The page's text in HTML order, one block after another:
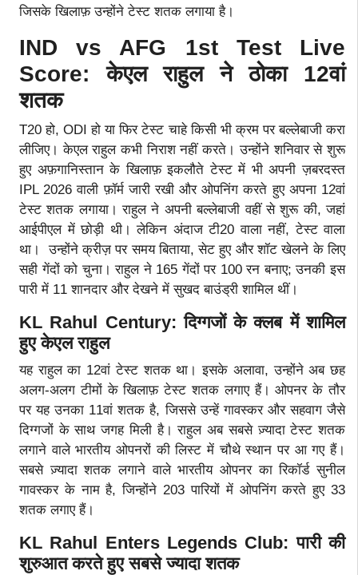
जिसके खिलाफ़ उन्होंने टेस्ट शतक लगाया है।
IND vs AFG 1st Test Live
Score: केएल राहुल ने ठोका 12वां
शतक
T20 हो, ODI हो या फिर टेस्ट चाहे किसी भी क्रम पर बल्लेबाजी करा
लीजिए। केएल राहुल कभी निराश नहीं करते। उन्होंने शनिवार से शुरू
हुए अफ़गानिस्तान के खिलाफ़ इकलौते टेस्ट में भी अपनी ज़बरदस्त
IPL 2026 वाली फ़ॉर्म जारी रखी और ओपनिंग करते हुए अपना 12वां
टेस्ट शतक लगाया। राहुल ने अपनी बल्लेबाजी वहीं से शुरू की, जहां
आईपीएल में छोड़ी थी। लेकिन अंदाज टी20 वाला नहीं, टेस्ट वाला
था। उन्होंने क्रीज़ पर समय बिताया, सेट हुए और शॉट खेलने के लिए
सही गेंदों को चुना। राहुल ने 165 गेंदों पर 100 रन बनाए; उनकी इस
पारी में 11 शानदार और देखने में सुखद बाउंड्री शामिल थीं।
KL Rahul Century: दिग्गजों के क्लब में शामिल
हुए केएल राहुल
यह राहुल का 12वां टेस्ट शतक था। इसके अलावा, उन्होंने अब छह
अलग-अलग टीमों के खिलाफ़ टेस्ट शतक लगाए हैं। ओपनर के तौर
पर यह उनका 11वां शतक है, जिससे उन्हें गावस्कर और सहवाग जैसे
दिग्गजों के साथ जगह मिली है। राहुल अब सबसे ज़्यादा टेस्ट शतक
लगाने वाले भारतीय ओपनरों की लिस्ट में चौथे स्थान पर आ गए हैं।
सबसे ज़्यादा शतक लगाने वाले भारतीय ओपनर का रिकॉर्ड सुनील
गावस्कर के नाम है, जिन्होंने 203 पारियों में ओपनिंग करते हुए 33
शतक लगाए हैं।
KL Rahul Enters Legends Club: पारी की
शुरुआत करते हुए सबसे ज्यादा शतक